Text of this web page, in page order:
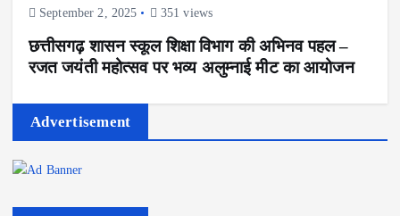
September 2, 2025
351 views
छत्तीसगढ़ शासन स्कूल शिक्षा विभाग की अभिनव पहल –
रजत जयंती महोत्सव पर भव्य अलुम्नाई मीट का आयोजन
Advertisement